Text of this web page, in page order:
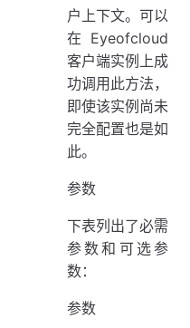
户上下文。可以
在 Eyeofcloud
客户端实例上成
功调用此方法，
即使该实例尚未
完全配置也是如
此。
参数
下表列出了必需
参数和可选参
数：
参数